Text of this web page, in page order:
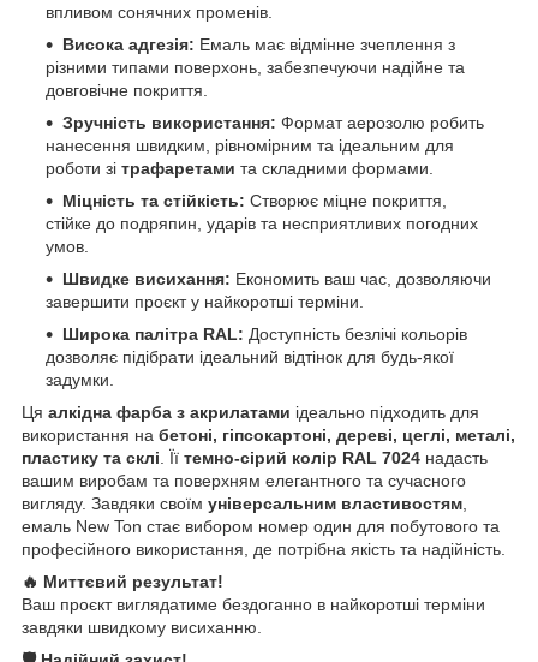
впливом сонячних променів.
Висока адгезія: Емаль має відмінне зчеплення з
різними типами поверхонь, забезпечуючи надійне та
довговічне покриття.
Зручність використання: Формат аерозолю робить
нанесення швидким, рівномірним та ідеальним для
роботи зі трафаретами та складними формами.
Міцність та стійкість: Створює міцне покриття,
стійке до подряпин, ударів та несприятливих погодних
умов.
Швидке висихання: Економить ваш час, дозволяючи
завершити проєкт у найкоротші терміни.
Широка палітра RAL: Доступність безлічі кольорів
дозволяє підібрати ідеальний відтінок для будь-якої
задумки.
Ця алкідна фарба з акрилатами ідеально підходить для
використання на бетоні, гіпсокартоні, дереві, цеглі, металі,
пластику та склі . Її темно-сірий колір RAL 7024 надасть
вашим виробам та поверхням елегантного та сучасного
вигляду. Завдяки своїм універсальним властивостям
емаль New Ton стає вибором номер один для побутового та
професійного використання, де потрібна якість та надійність.
🔥 Миттєвий результат!
Ваш проєкт виглядатиме бездоганно в найкоротші терміни
завдяки швидкому висиханню.